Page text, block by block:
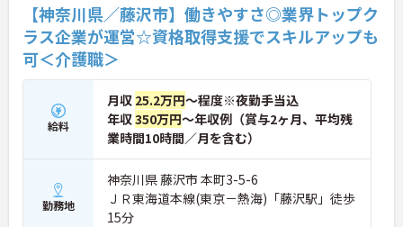
【神奈川県／藤沢市】働きやすさ◎業界トップク
ラス企業が運営☆資格取得支援でスキルアップも
可＜介護職＞
給料
月収 25.2万円～程度※夜勤手当込
年収350万円～年収例（賞与2ヶ月、平均残
業時間10時間／月を含む）
勤務地
神奈川県 藤沢市 本町3-5-6
ＪＲ東海道本線(東京－熱海)「藤沢駅」徒歩
15分